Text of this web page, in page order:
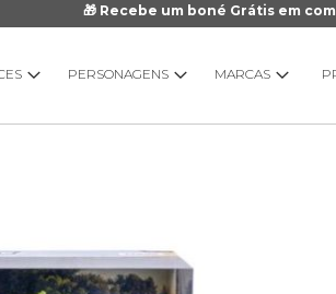
🎁 Recebe um boné Grátis em
PERSONAGENS MARCAS